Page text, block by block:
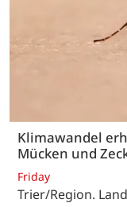
Klimawandel
Mücken und
Friday
Trier/Region.